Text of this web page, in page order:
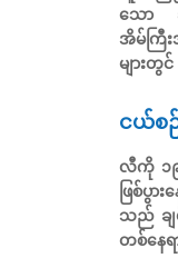
သော
အိမ်ကြီ
များတွ
ငယ်စ
လီကို ၁၉
ဖြစ်ပွ
သည် ချ
တစ်နေရ